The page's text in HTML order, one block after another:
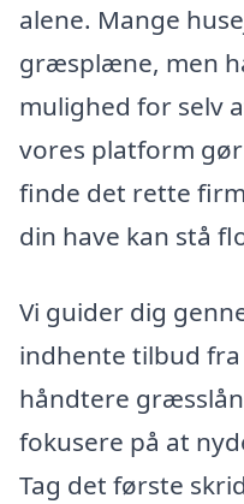
alene. Mange
græsplæne, men
mulighed for selv
vores platform
finde det rette
din have kan stå
Vi guider dig
indhente tilbud
håndtere
fokusere på at
Tag det første